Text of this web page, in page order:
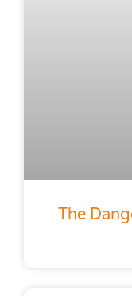
The